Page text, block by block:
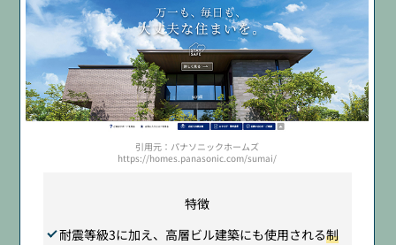
引用元：パナソニックホームズ
https://homes.panasonic.com/sumai/
特徴
耐震等級3に加え、高層ビル建築にも使用される制